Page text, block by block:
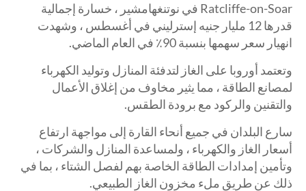
Ratcliffe-on-Soar في نوتنغهامشير ، خسارة إجمالية
قدرها 12 مليار جنيه إسترليني في أغسطس ، وشهدت
انهيار سعر سهمها بنسبة 90٪ في العام الماضي.
وتعتمد أوروبا على الغاز لتدفئة المنازل وتوليد الكهرباء
لمصانع الطاقة ، مما يثير مخاوف من إغلاق الأعمال
والتقنين والركود مع برودة الطقس.
سارع البلدان في جميع أنحاء القارة إلى مواجهة ارتفاع
أسعار الغاز والكهرباء ، ولمساعدة المنازل والشركات ،
وتأمين إمدادات الطاقة الخاصة بهم لفصل الشتاء ، بما في
ذلك عن طريق ملء مخزون الغاز الطبيعي.